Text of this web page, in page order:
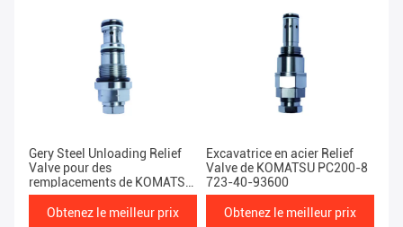
Gery Steel Unloading Relief
Valve pour des
remplacements de KOMATSU
PC360-7
Obtenez le meilleur prix
Excavatrice en acier Relief
Valve de KOMATSU PC200-8
723-40-93600
Obtenez le meilleur prix